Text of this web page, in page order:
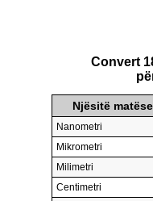
Convert
Njësitë matëse
Nanometri
Mikrometri
Milimetri
Centimetri